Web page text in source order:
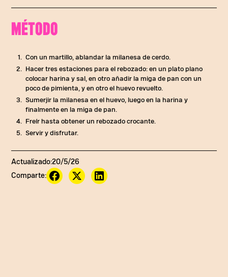
MÉTODO
Con un martillo, ablandar la milanesa de cerdo.
Hacer tres estaciones para el rebozado: en un plato plano
colocar harina y sal, en otro añadir la miga de pan con un
poco de pimienta, y en otro el huevo revuelto.
Sumerjir la milanesa en el huevo, luego en la harina y
finalmente en la miga de pan.
Freír hasta obtener un rebozado crocante.
Servir y disfrutar.
Actualizado:20/5/26
Comparte: